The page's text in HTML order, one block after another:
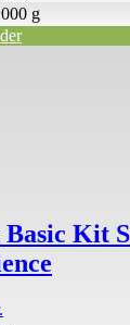
g
Kit